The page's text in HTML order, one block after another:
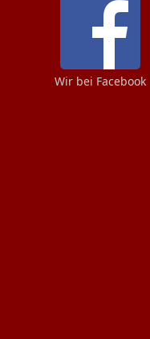
Wir bei Facebook